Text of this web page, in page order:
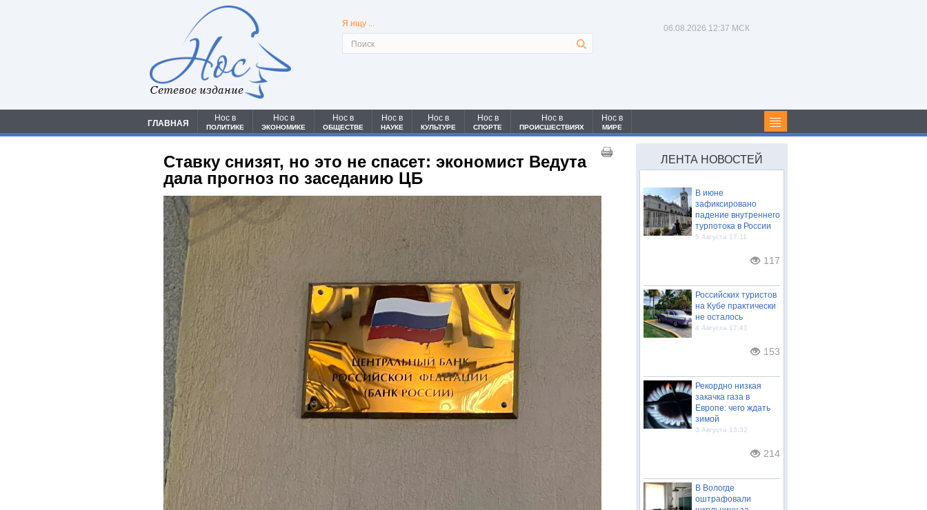
Сетевое издание
Я ищу ... 06.08.2026 12:37 МСК
ГЛАВНАЯ
Нос в
ПОЛИТИКЕ
Нос в
ЭКОНОМИКЕ
Нос в
ОБЩЕСТВЕ
Нос в
НАУКЕ
Нос в
КУЛЬТУРЕ
Нос в
СПОРТЕ
Нос в
ПРОИСШЕСТВИЯХ
Нос в
МИРЕ
Ставку снизят, но это не спасет: экономист Ведута
дала прогноз по заседанию ЦБ
ЛЕНТА НОВОСТЕЙ
В июне
зафиксировано
падение внутреннего
турпотока в России
5 Августа 17:11
117
Российских туристов
на Кубе практически
не осталось
4 Августа 17:41
153
Рекордно низкая
закачка газа в
Европе: чего ждать
зимой
3 Августа 13:32
214
В Вологде
оштрафовали